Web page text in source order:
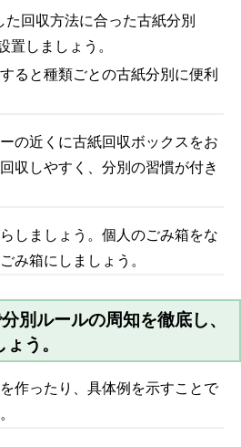
回収方法に合った古紙分別
置しましょう。
ると種類ごとの古紙分別に便利
の近くに古紙回収ボックスをお
収しやすく、分別の習慣が付き
しましょう。個人のごみ箱をな
み箱にしましょう。
別ルールの周知を徹底し、
う。
作ったり、具体例を示すことで